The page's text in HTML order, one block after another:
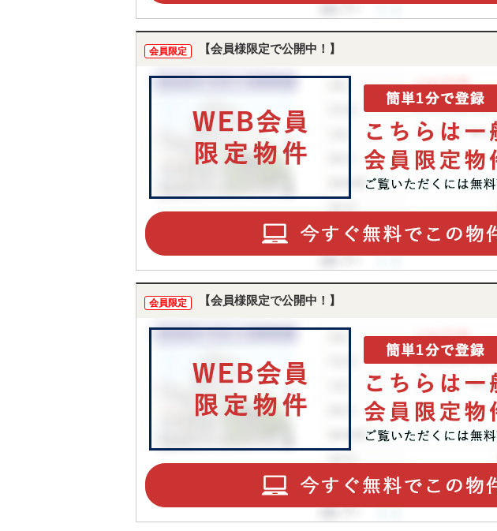
会員限定 【会員様限定で公開中！】
会員限定 【会員様限定で公開中！】